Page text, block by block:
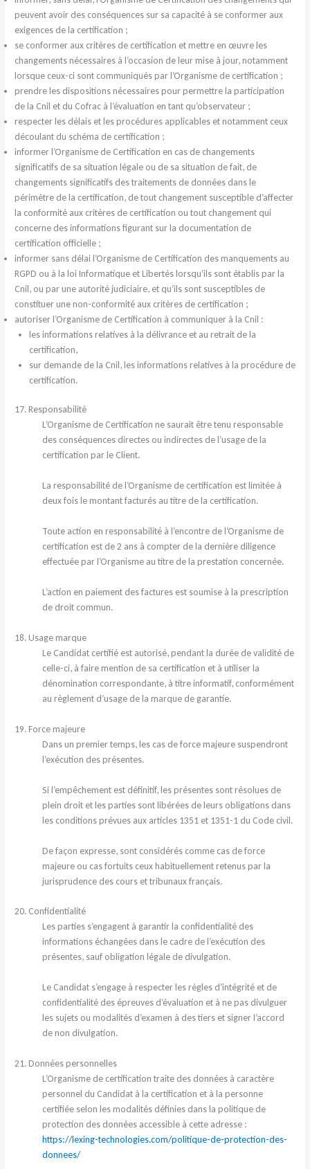
peuvent avoir des conséquences sur sa capacité à se conformer aux
exigences de la certification ;
se conformer aux critères de certification et mettre en œuvre les
changements nécessaires à l’occasion de leur mise à jour, notamment
lorsque ceux-ci sont communiqués par l’Organisme de certification ;
prendre les dispositions nécessaires pour permettre la participation
de la Cnil et du Cofrac à l’évaluation en tant qu’observateur ;
respecter les délais et les procédures applicables et notamment ceux
découlant du schéma de certification ;
informer l’Organisme de Certification en cas de changements
significatifs de sa situation légale ou de sa situation de fait, de
changements significatifs des traitements de données dans le
périmètre de la certification, de tout changement susceptible d’affecter
la conformité aux critères de certification ou tout changement qui
concerne des informations figurant sur la documentation de
certification officielle ;
informer sans délai l’Organisme de Certification des manquements au
RGPD ou à la loi Informatique et Libertés lorsqu’ils sont établis par la
Cnil, ou par une autorité judiciaire, et qu’ils sont susceptibles de
constituer une non-conformité aux critères de certification ;
autoriser l’Organisme de Certification à communiquer à la Cnil :
les informations relatives à la délivrance et au retrait de la
certification,
sur demande de la Cnil, les informations relatives à la procédure de
certification.
17. Responsabilité
L’Organisme de Certification ne saurait être tenu responsable
des conséquences directes ou indirectes de l’usage de la
certification par le Client.
La responsabilité de l’Organisme de certification est limitée à
deux fois le montant facturés au titre de la certification.
Toute action en responsabilité à l’encontre de l’Organisme de
certification est de 2 ans à compter de la dernière diligence
effectuée par l’Organisme au titre de la prestation concernée.
L’action en paiement des factures est soumise à la prescription
de droit commun.
18. Usage marque
Le Candidat certifié est autorisé, pendant la durée de validité de
celle-ci, à faire mention de sa certification et à utiliser la
dénomination correspondante, à titre informatif, conformément
au règlement d’usage de la marque de garantie.
19. Force majeure
Dans un premier temps, les cas de force majeure suspendront
l’exécution des présentes.
Si l’empêchement est définitif, les présentes sont résolues de
plein droit et les parties sont libérées de leurs obligations dans
les conditions prévues aux articles 1351 et 1351-1 du Code civil.
De façon expresse, sont considérés comme cas de force
majeure ou cas fortuits ceux habituellement retenus par la
jurisprudence des cours et tribunaux français.
20. Confidentialité
Les parties s’engagent à garantir la confidentialité des
informations échangées dans le cadre de l’exécution des
présentes, sauf obligation légale de divulgation.
Le Candidat s’engage à respecter les règles d’intégrité et de
confidentialité des épreuves d’évaluation et à ne pas divulguer
les sujets ou modalités d’examen à des tiers et signer l’accord
de non divulgation.
21. Données personnelles
L’Organisme de certification traite des données à caractère
personnel du Candidat à la certification et à la personne
certifiée selon les modalités définies dans la politique de
protection des données accessible à cette adresse :
https://lexing-technologies.com/politique-de-protection-des-
donnees/